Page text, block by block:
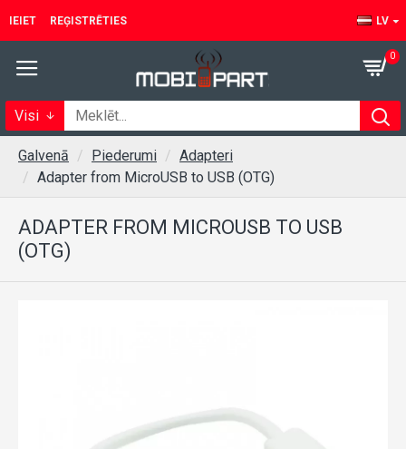
IEIET REĢISTRĒTIES LV
0
Visi
Galvenā Piederumi
Adapteri
Adapter from MicroUSB to USB (OTG)
ADAPTER FROM MICROUSB TO USB
(OTG)